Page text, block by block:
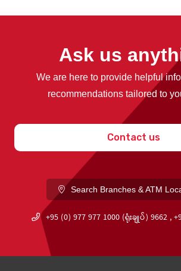
Ask us
We are here to provide helpful
recommendations tailored to
Contact us
Search Branches & ATM
+95 (0) 977 977 1000 (ရုံးချုပ်) 9662 ,